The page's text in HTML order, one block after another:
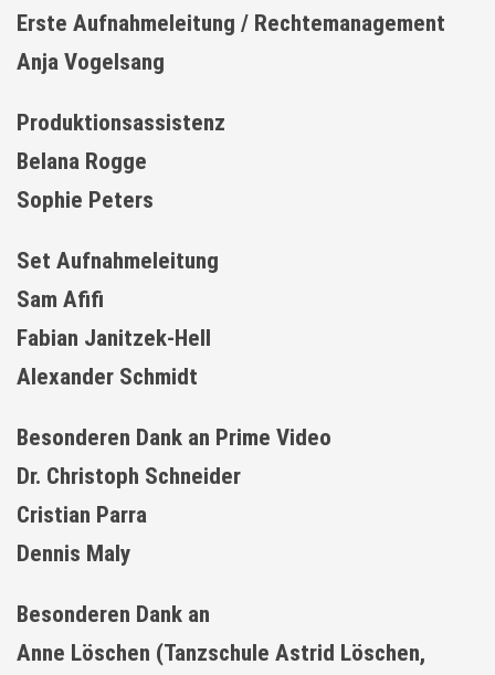
Erste Aufnahmeleitung / Rechtemanagement
Anja Vogelsang
Produktionsassistenz
Belana Rogge
Sophie Peters
Set Aufnahmeleitung
Sam Afifi
Fabian Janitzek-Hell
Alexander Schmidt
Besonderen Dank an Prime Video
Dr. Christoph Schneider
Cristian Parra
Dennis Maly
Besonderen Dank an
Anne Löschen (Tanzschule Astrid Löschen,